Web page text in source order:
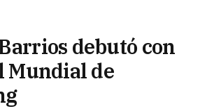
debutó con
Mundial de